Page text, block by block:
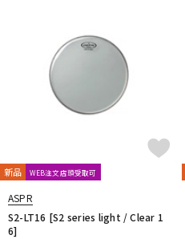
新品 WEB注文店頭受取可
ASPR
S2-LT16 [S2 series light / Clear 1
6]